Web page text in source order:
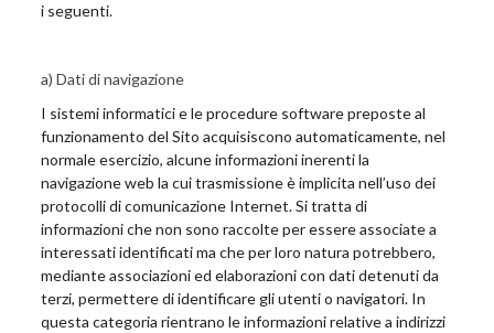
i seguenti.
a) Dati di navigazione
I sistemi informatici e le procedure software preposte al
funzionamento del Sito acquisiscono automaticamente, nel
normale esercizio, alcune informazioni inerenti la
navigazione web la cui trasmissione è implicita nell’uso dei
protocolli di comunicazione Internet. Si tratta di
informazioni che non sono raccolte per essere associate a
interessati identificati ma che per loro natura potrebbero,
mediante associazioni ed elaborazioni con dati detenuti da
terzi, permettere di identificare gli utenti o navigatori. In
questa categoria rientrano le informazioni relative a indirizzi